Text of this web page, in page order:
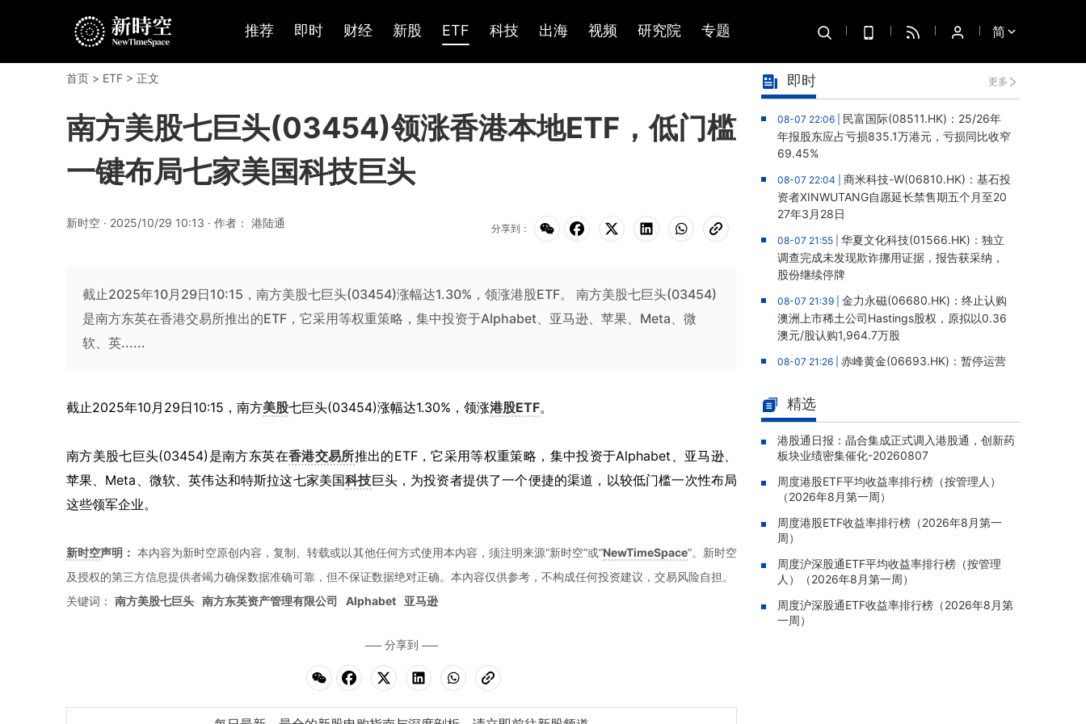
推荐 即时 财经 新股 ETF 科技 出海 视频 研究院 专题 简
首页 > ETF > 正文
南方美股七巨头(03454)领涨香港本地ETF，低门槛
一键布局七家美国科技巨头
新时空 · 2025/10/29 10:13 · 作者： 港陆通 分享到：
截止2025年10月29日10:15，南方美股七巨头(03454)涨幅达1.30%，领涨港股ETF。 南方美股七巨头(03454)
是南方东英在香港交易所推出的ETF，它采用等权重策略，集中投资于Alphabet、亚马逊、苹果、Meta、微
软、英......
截止2025年10月29日10:15，南方美股七巨头(03454)涨幅达1.30%，领涨港股ETF。
南方美股七巨头(03454)是南方东英在香港交易所推出的ETF，它采用等权重策略，集中投资于Alphabet、亚马逊、
苹果、Meta、微软、英伟达和特斯拉这七家美国科技巨头，为投资者提供了一个便捷的渠道，以较低门槛一次性布局
这些领军企业。
新时空声明： 本内容为新时空原创内容，复制、转载或以其他任何方式使用本内容，须注明来源“新时空”或“NewTimeSpace”。新时空
及授权的第三方信息提供者竭力确保数据准确可靠，但不保证数据绝对正确。本內容仅供参考，不构成任何投资建议，交易风险自担。
关键词： 南方美股七巨头 南方东英资产管理有限公司 Alphabet 亚马逊
分享到
即时 更多
08-07 22:06 | 民富国际(08511.HK)：25/26年
年报股东应占亏损835.1万港元，亏损同比收窄
69.45%
08-07 22:04 | 商米科技-W(06810.HK)：基石投
资者XINWUTANG自愿延长禁售期五个月至20
27年3月28日
08-07 21:55 | 华夏文化科技(01566.HK)：独立
调查完成未发现欺诈挪用证据，报告获采纳，
股份继续停牌
08-07 21:39 | 金力永磁(06680.HK)：终止认购
澳洲上市稀土公司Hastings股权，原拟以0.36
澳元/股认购1,964.7万股
08-07 21:26 | 赤峰黄金(06693.HK)：暂停运营
人民币5,406万元
08-07 20:07 |灵宝黄金(03330.HK)：新疆哈巴
河勘查取得重大进展，保有金金属量由13.20吨
跃升至53.94吨
08-07 20:04 |迅策(03317.HK)：与天合算力订
立战略合作备忘，共探能源垂类大模型与Toke
n工厂商业化
08-07 20:02 |
中国泛半导体IMSS市场排名第三
08-07 19:47 | 浙能迈领绿航二次递表港交所，为
全球领先的绿色航运设备和系统提供商
08-07 19:09 |
精选
港股通日报：晶合集成正式调入港股通，创新药
板块业绩密集催化-20260807
周度港股ETF平均收益率排行榜（按管理人）
（2026年8月第一周）
周度港股ETF收益率排行榜（2026年8月第一
周）
周度沪深股通ETF平均收益率排行榜（按管理
人）（2026年8月第一周）
周度沪深股通ETF收益率排行榜（2026年8月第
一周）